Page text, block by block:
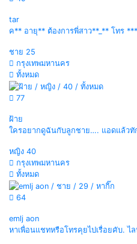
tar
ค** อายุ** ต้องการพี่สาว**_** โทร
ชาย 25
กรุงเทพมหานคร
ทั้งหมด
77
ฝ้าย
ใครอยากดูฉันกับลูกชาย…. แอดแล้วทั
หญิง 40
กรุงเทพมหานคร
ทั้งหมด
64
emlj aon
หาเพื่อนแชทหรือโทรคุยไปเรื่อยคับ. ไ